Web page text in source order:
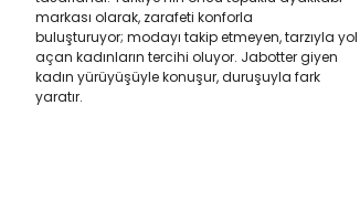
markası olarak, zarafeti konforla
buluşturuyor; modayı takip etmeyen, tarzıyla yol
açan kadınların tercihi oluyor. Jabotter giyen
kadın yürüyüşüyle konuşur, duruşuyla fark
yaratır.